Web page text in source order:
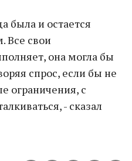
была и остается
Все свои
она могла бы
спрос, если бы не
ограничения, с
- сказал